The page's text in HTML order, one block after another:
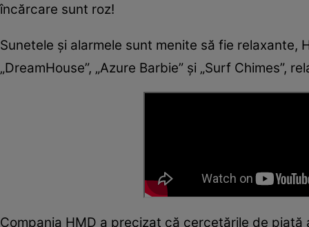
încărcare sunt roz!
Sunetele și alarmele sunt menite să fie relaxante,
„DreamHouse”, „Azure Barbie” și „Surf Chimes”,
Compania HMD a precizat că cercetările de